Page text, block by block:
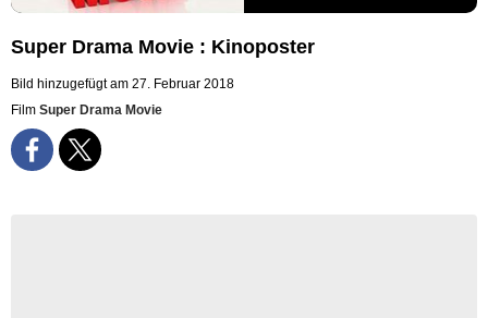
Super Drama Movie : Kinoposter
Bild hinzugefügt am 27. Februar 2018
Film Super Drama Movie